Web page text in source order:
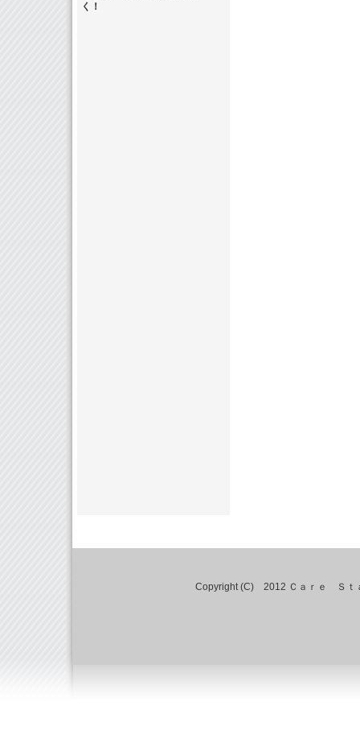
く！
Copyright (C) 2012 Ｃａｒｅ Ｓｔ